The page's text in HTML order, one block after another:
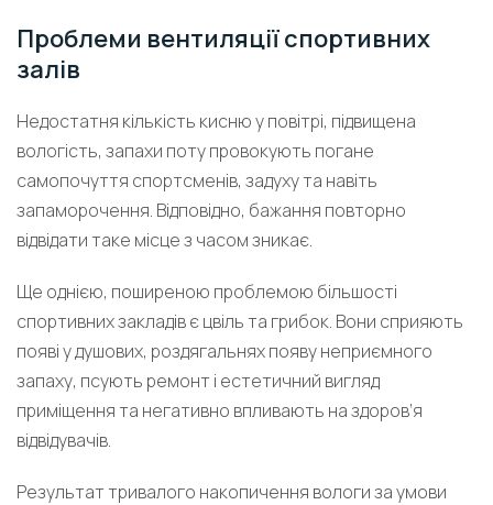
Проблеми вентиляції спортивних
залів
Недостатня кількість кисню у повітрі, підвищена
вологість, запахи поту провокують погане
самопочуття спортсменів, задуху та навіть
запаморочення. Відповідно, бажання повторно
відвідати таке місце з часом зникає.
Ще однією, поширеною проблемою більшості
спортивних закладів є цвіль та грибок. Вони сприяють
появі у душових, роздягальнях появу неприємного
запаху, псують ремонт і естетичний вигляд
приміщення та негативно впливають на здоров’я
відвідувачів.
Результат тривалого накопичення вологи за умови